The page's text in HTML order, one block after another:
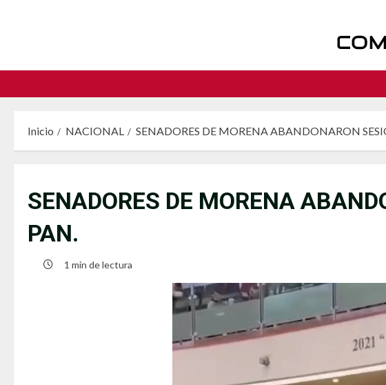
Inicio NACIONAL SENADORES DE MORENA ABANDONARON
SENADORES DE MORENA
PAN.
1 min de lectura